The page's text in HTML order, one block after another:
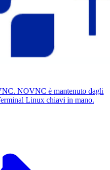
NOVNC è mantenuto dagli
Linux chiavi in ​​mano.